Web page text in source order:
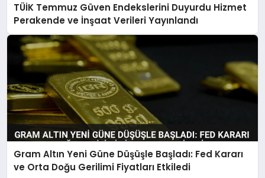
TÜİK Temmuz Güven Endekslerini Duyurdu Hizmet
Perakende ve İnşaat Verileri Yayınlandı
Gram Altın Yeni Güne Düşüşle Başladı: Fed Kararı
ve Orta Doğu Gerilimi Fiyatları Etkiledi